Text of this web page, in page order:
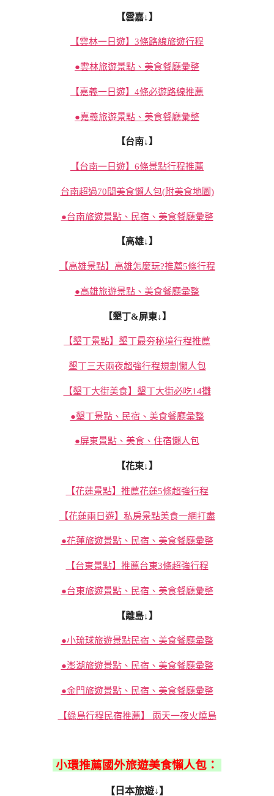
【雲嘉↓】
【雲林一日遊】3條路線旅遊行程
●雲林旅遊景點、美食餐廳彙整
【嘉義一日遊】4條必遊路線推薦
●嘉義旅遊景點、美食餐廳彙整
【台南↓】
【台南一日遊】6條景點行程推薦
台南超過70間美食懶人包(附美食地圖)
●台南旅遊景點、民宿、美食餐廳彙整
【高雄↓】
【高雄景點】高雄怎麼玩?推薦5條行程
●高雄旅遊景點、美食餐廳彙整
【墾丁&屏東↓】
【墾丁景點】墾丁最夯秘境行程推薦
墾丁三天兩夜超強行程規劃懶人包
【墾丁大街美食】墾丁大街必吃14攤
●墾丁景點、民宿、美食餐廳彙整
●屏東景點、美食、住宿懶人包
【花東↓】
【花蓮景點】推薦花蓮5條超強行程
【花蓮兩日遊】私房景點美食一網打盡
●花蓮旅遊景點、民宿、美食餐廳彙整
【台東景點】推薦台東3條超強行程
●台東旅遊景點、民宿、美食餐廳彙整
【離島↓】
●小琉球旅遊景點民宿、美食餐廳彙整
●澎湖旅遊景點、民宿、美食餐廳彙整
●金門旅遊景點、民宿、美食餐廳彙整
【綠島行程民宿推薦】 兩天一夜火燒島
小環推薦國外旅遊美食懶人包：
【日本旅遊↓】